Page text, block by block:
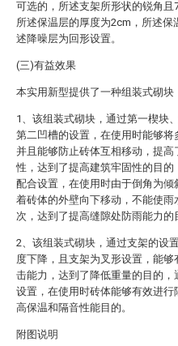
可选的，所述支架所形状的锐角且
所述保温层的厚度为2cm，所述保
述降噪层为回形设置。
(三)有益效果
本实用新型提供了一种组装式砌块
1、该组装式砌块，通过第一楔块
第二凹槽的设置，在使用时能够将
并且能够防止砖体互相移动，提高
性，达到了提高建筑牢固性的目的
配合设置，在使用时由于倒角为
着砖体的外壁向下移动，不能使雨
次，达到了提高缝隙处防雨能力的
2、该组装式砌块，通过支架的设
度下降，且支架为叉形设置，能
击能力，达到了降低重量的目的，
设置，在使用时砖体能够有效进行
高保温和隔音性能目的。
附图说明